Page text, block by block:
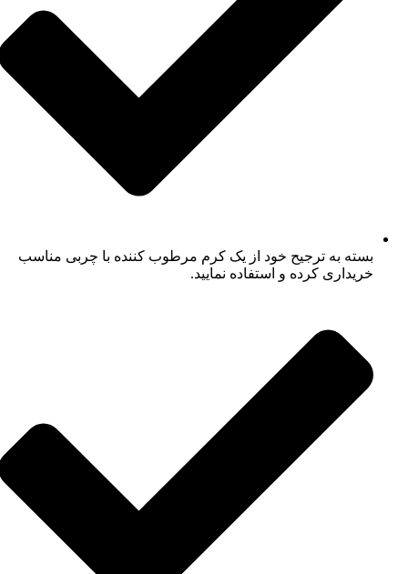
بسته به ترجیح خود از یک کرم مرطوب کننده با چربی مناسب
خریداری کرده و استفاده نمایید.